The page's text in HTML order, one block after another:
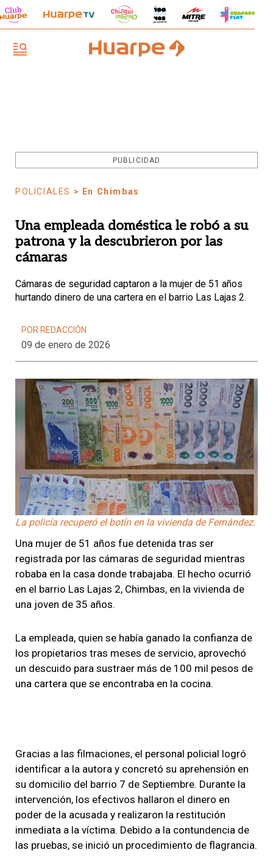
PUBLICIDAD
POLICIALES > En Chimbas
Una empleada doméstica le robó a su
patrona y la descubrieron por las
cámaras
Cámaras de seguridad captaron a la mujer de 51 años
hurtando dinero de una cartera en el barrio Las Lajas 2.
POR REDACCIÓN
09 de enero de 2026
La policía recuperó el botín en la vivienda de Fernández.
Una mujer de 51 años fue detenida tras ser
registrada por las cámaras de seguridad mientras
robaba en la casa donde trabajaba. El hecho ocurrió
en el barrio Las Lajas 2, Chimbas, en la vivienda de
una joven de 35 años.
La empleada, quien se había ganado la confianza de
los propietarios tras meses de servicio, aprovechó
un descuido para sustraer más de 100 mil pesos de
una cartera que se encontraba en la cocina.
Gracias a las filmaciones, el personal policial logró
identificar a la autora y concretó su aprehensión en
su domicilio del barrio 7 de Septiembre. Durante la
intervención, los efectivos hallaron el dinero en
poder de la acusada y realizaron la restitución
inmediata a la víctima. Debido a la contundencia de
las pruebas, se inició un procedimiento de flagrancia.